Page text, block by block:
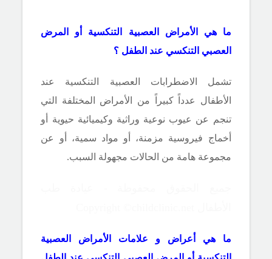
ما هي الأمراض العصبية التنكسية أو المرض
العصبي التنكسي عند الطفل ؟
تشمل الاضطرابات العصبية التنكسية عند
الأطفال عدداً كبيراً من الأمراض المختلفة التي
تنجم عن عيوب نوعية وراثية وكيميائية حيوية أو
أخماج فيروسية مزمنة، أو مواد سمية، أو عن
مجموعة هامة من الحالات مجهولة السبب.
ما هي أعراض و علامات الأمراض العصبية